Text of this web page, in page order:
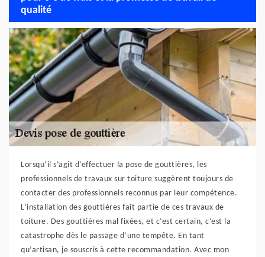
qualité
Lorsqu’il s’agit d’effectuer la pose de gouttières, les
professionnels de travaux sur toiture suggèrent toujours de
contacter des professionnels reconnus par leur compétence.
L’installation des gouttières fait partie de ces travaux de
toiture. Des gouttières mal fixées, et c’est certain, c’est la
catastrophe dès le passage d’une tempête. En tant
qu’artisan, je souscris à cette recommandation. Avec mon